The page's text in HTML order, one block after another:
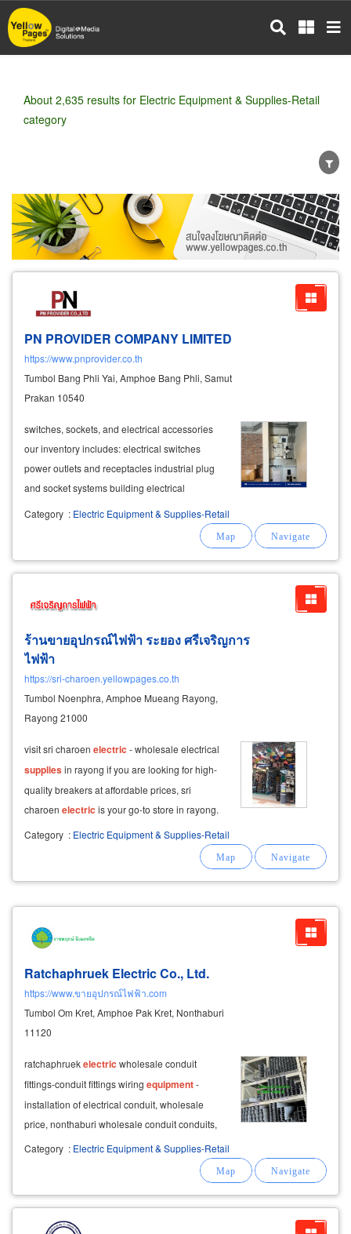
Skip
to
main
About 2,635 results for Electric Equipment & Supplies-Retail
category
Wholesale Retail Manufacturer
Dealer
Exporter/Importer
Service Business
PN PROVIDER COMPANY LIMITED
https://www.pnprovider.co.th
Tumbol Bang Phli Yai, Amphoe Bang Phli, Samut
Prakan 10540
switches, sockets, and electrical accessories
our inventory includes: electrical switches
power outlets and receptacles industrial plug
and socket systems building electrical
Category : Electric Equipment & Supplies-Retail
ร้านขายอุปกรณ์ไฟฟ้า ระยอง ศรีเจริญการ
ไฟฟ้า
https://sri-charoen.yellowpages.co.th
Tumbol Noenphra, Amphoe Mueang Rayong,
Rayong 21000
visit sri charoen electric - wholesale electrical
suppliesin rayong if you are looking for high-
quality breakers at affordable prices, sri
charoen electric is your go-to store in rayong.
we specialize in wholesale electrical supplies
Category : Electric Equipment & Supplies-Retail
Ratchaphruek Electric Co., Ltd.
https://www.ขายอุปกรณ์ไฟฟ้า.com
Tumbol Om Kret, Amphoe Pak Kret, Nonthaburi
11120
ratchaphruekelectric wholesale conduit
fittings-conduit fittings wiring equipment-
installation of electrical conduit, wholesale
price, nonthaburi wholesale conduit conduits,
emt, imc, rsc conduit fittings. extractor outlet,
cobra head, screw-nut joint rail thin connector -
Category : Electric Equipment & Supplies-Retail